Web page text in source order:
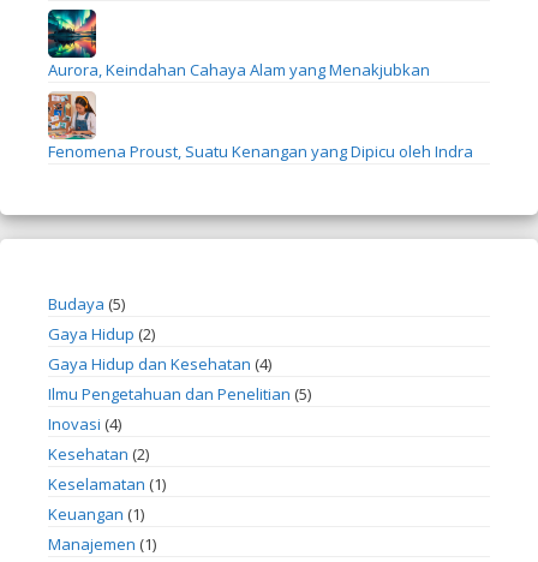
Aurora, Keindahan Cahaya Alam yang Menakjubkan
Fenomena Proust, Suatu Kenangan yang Dipicu oleh Indra
Budaya (5)
Gaya Hidup (2)
Gaya Hidup dan Kesehatan (4)
Ilmu Pengetahuan dan Penelitian (5)
Inovasi (4)
Kesehatan (2)
Keselamatan (1)
Keuangan (1)
Manajemen (1)